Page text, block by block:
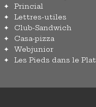
Princial
Lettres-utiles
Club-Sandwich
Casa-pizza
Webjunior
Les Pieds dans le Plat